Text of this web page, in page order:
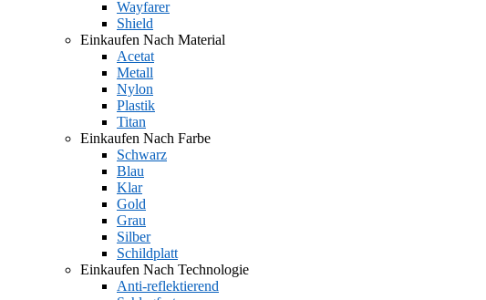
Wayfarer
Shield
Einkaufen Nach Material
Acetat
Metall
Nylon
Plastik
Titan
Einkaufen Nach Farbe
Schwarz
Blau
Klar
Gold
Grau
Silber
Schildplatt
Einkaufen Nach Technologie
Anti-reflektierend